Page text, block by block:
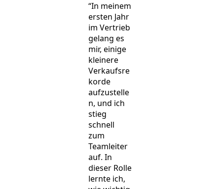
“In meinem
ersten Jahr
im Vertrieb
gelang es
mir, einige
kleinere
Verkaufsre
korde
aufzustelle
n, und ich
stieg
schnell
zum
Teamleiter
auf. In
dieser Rolle
lernte ich,